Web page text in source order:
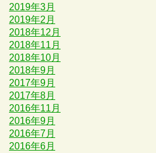
2019年3月
2019年2月
2018年12月
2018年11月
2018年10月
2018年9月
2017年9月
2017年8月
2016年11月
2016年9月
2016年7月
2016年6月